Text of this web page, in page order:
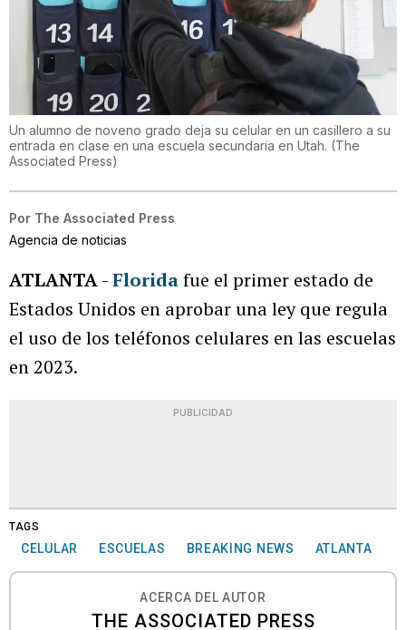
Un alumno de noveno grado deja su celular en un casillero a su
entrada en clase en una escuela secundaria en Utah. (The
Associated Press)
Por The Associated Press
Agencia de noticias
ATLANTA-Floridafue el primer estado de
Estados Unidos en aprobar una ley que regula
el uso de los teléfonos celulares en las escuelas
en 2023.
PUBLICIDAD
TAGS
CELULAR ESCUELAS BREAKING NEWS ATLANTA
ACERCA DEL AUTOR
THE ASSOCIATED PRESS